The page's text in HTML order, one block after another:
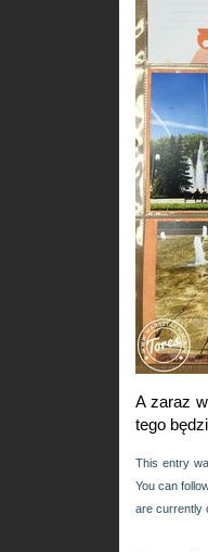
A zaraz
tego
This entry
You can
are currently